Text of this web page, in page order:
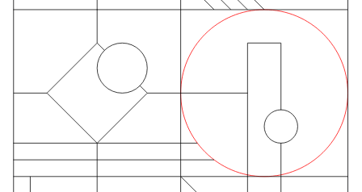
Germania
Giappone
English
Gibilterra
English
Grecia
English